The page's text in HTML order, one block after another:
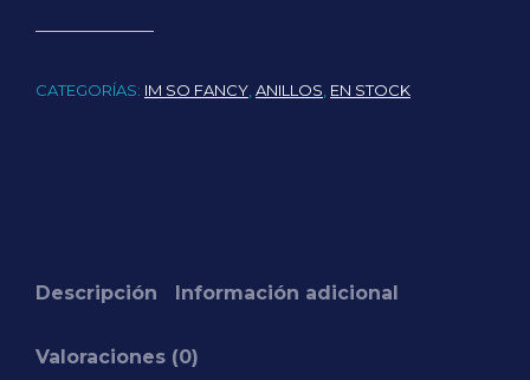
CATEGORÍAS: IM SO FANCY,ANILLOS, EN STOCK
Descripción Información adicional
Valoraciones (0)